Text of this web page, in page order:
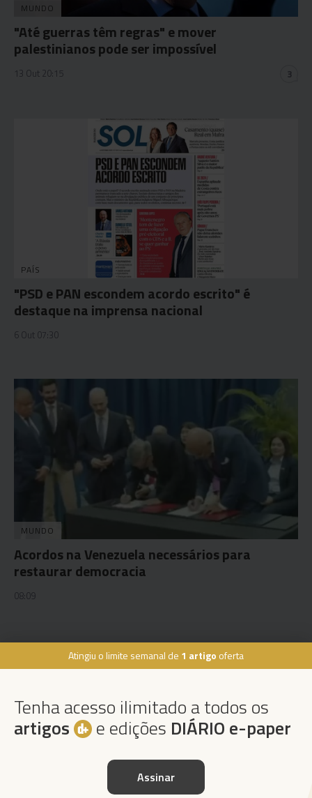
Atingiu o limite semanal de 1 artigo oferta
Tenha acesso ilimitado a todos os
artigos e edições DIÁRIO e-paper
Assinar
MUNDO
"Até guerras têm regras" e mover
palestinianos pode ser impossível
13 Out 20:15 3
PAÍS
"PSD e PAN escondem acordo escrito" é
destaque na imprensa nacional
6 Out 07:30
MUNDO
Acordos na Venezuela necessários para
restaurar democracia
08:09
Rua Dr. Fernão de Ornelas, 56 - 3º
291 202 300
Instale a nossa App
Podcasts
Da espada às curtas
×